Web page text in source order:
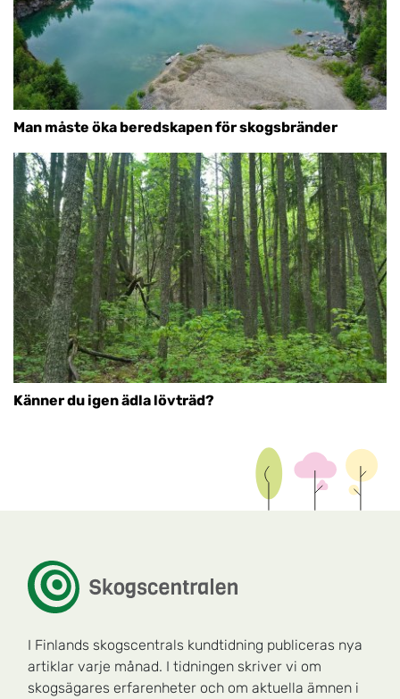
Man måste öka beredskapen för skogsbränder
Känner du igen ädla lövträd?
I Finlands skogscentrals kundtidning publiceras nya
artiklar varje månad. I tidningen skriver vi om
skogsägares erfarenheter och om aktuella ämnen i